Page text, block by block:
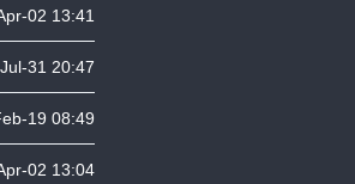
02 13:41
31 20:47
19 08:49
02 13:04